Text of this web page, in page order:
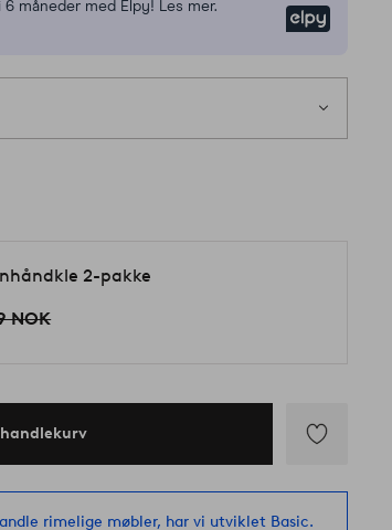
i 6 måneder med Elpy! Les mer.
2-pakke
NOK
til
favoritter
rimelige møbler, har vi utviklet Basic.